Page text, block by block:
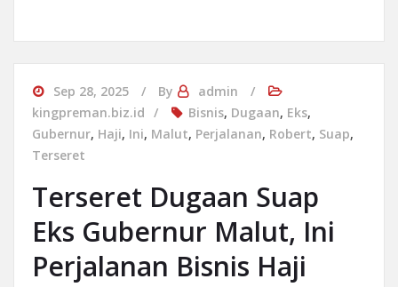
Sep 28, 2025 By
admin
kingpreman.biz.id
Bisnis, Dugaan, Eks,
Gubernur, Haji, Ini, Malut, Perjalanan, Robert, Suap,
Terseret
Terseret Dugaan Suap
Eks Gubernur Malut, Ini
Perjalanan Bisnis Haji